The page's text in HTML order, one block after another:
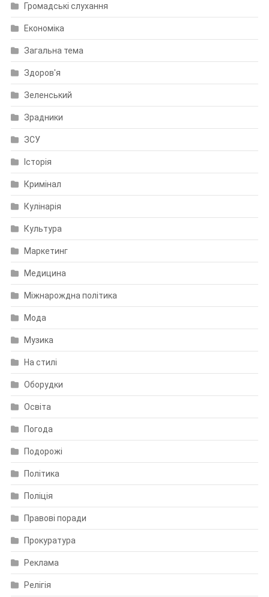
Громадські слухання
Економіка
Загальна тема
Здоров'я
Зеленський
Зрадники
ЗСУ
Історія
Кримінал
Кулінарія
Культура
Маркетинг
Медицина
Міжнарождна політика
Мода
Музика
На стилі
Оборудки
Освіта
Погода
Подорожі
Політика
Поліція
Правові поради
Прокуратура
Реклама
Релігія